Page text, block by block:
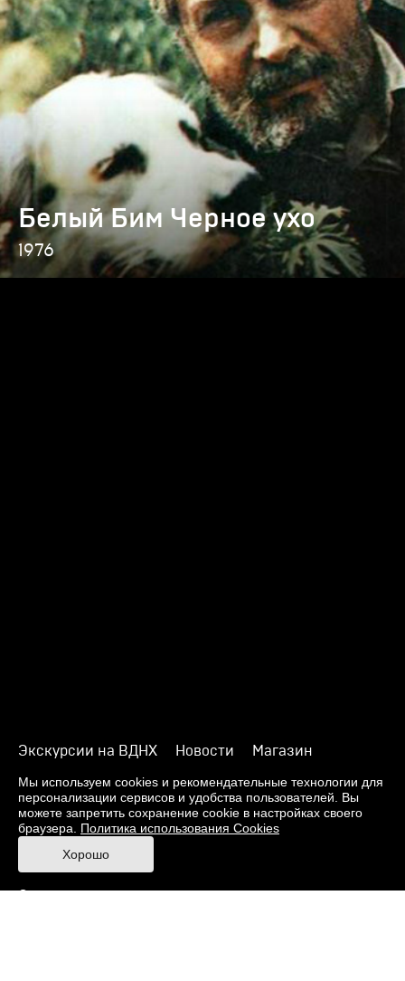
Белый Бим Черное ухо
1976
Экскурсии на ВДНХ Новости
Магазин
О музее
Фонды
Виртуальный музей
Издания
Пресс-центр
Контакты
Правила посещения Музея
Ответы на частые вопросы
Мы используем cookies и рекомендательные технологии для
персонализации сервисов и удобства пользователей. Вы
можете запретить сохранение cookie в настройках своего
браузера. Политика использования Cookies
Хорошо